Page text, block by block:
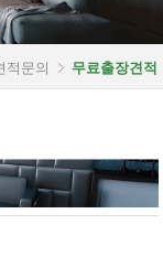
적문의 무료출장견적